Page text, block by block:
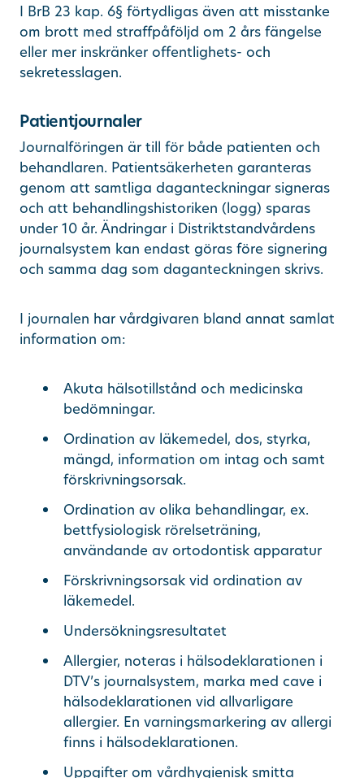
I BrB 23 kap. 6§ förtydligas även att misstanke
om brott med straffpåföljd om 2 års fängelse
eller mer inskränker offentlighets- och
sekretesslagen.
Patientjournaler
Journalföringen är till för både patienten och
behandlaren. Patientsäkerheten garanteras
genom att samtliga daganteckningar signeras
och att behandlingshistoriken (logg) sparas
under 10 år. Ändringar i Distriktstandvårdens
journalsystem kan endast göras före signering
och samma dag som daganteckningen skrivs.
I journalen har vårdgivaren bland annat samlat
information om:
Akuta hälsotillstånd och medicinska
bedömningar.
Ordination av läkemedel, dos, styrka,
mängd, information om intag och samt
förskrivningsorsak.
Ordination av olika behandlingar, ex.
bettfysiologisk rörelseträning,
användande av ortodontisk apparatur
Förskrivningsorsak vid ordination av
läkemedel.
Undersökningsresultatet
Allergier, noteras i hälsodeklarationen i
DTV’s journalsystem, marka med cave i
hälsodeklarationen vid allvarligare
allergier. En varningsmarkering av allergi
finns i hälsodeklarationen.
Uppgifter om vårdhygienisk smitta